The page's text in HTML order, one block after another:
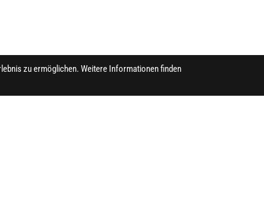
zu ermöglichen. Weitere Informationen finden